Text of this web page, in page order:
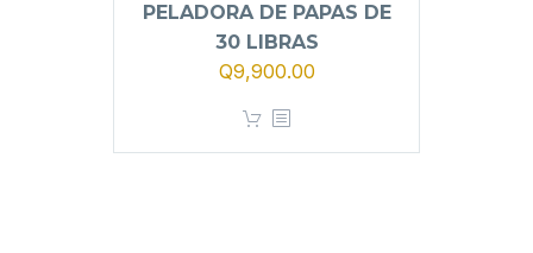
PELADORA DE PAPAS DE
30 LIBRAS
Q9,900.00